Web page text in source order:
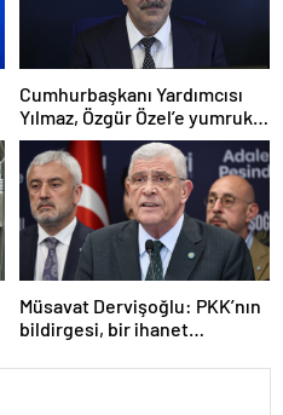
Cumhurbaşkanı Yardımcısı
Yılmaz, Özgür Özel’e yumruklu
saldırıyı kınadı
Müsavat Dervişoğlu: PKK’nın
bildirgesi, bir ihanet